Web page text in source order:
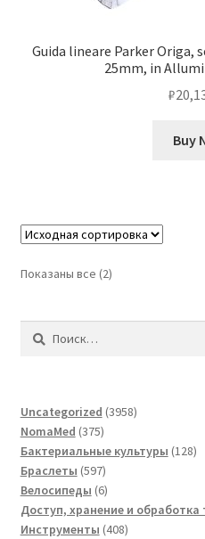
Guida lineare Parker Origa,
25mm, in
₽
Buy
Показаны все (2)
Найти:
Uncategorized 39583958
NomaMed 375375
товаров
Бактериальные культуры 128128
Браслеты 597597
товаров
Велосипеды 66
товаров
Доступ, хранение и обработка
Инструменты 408408